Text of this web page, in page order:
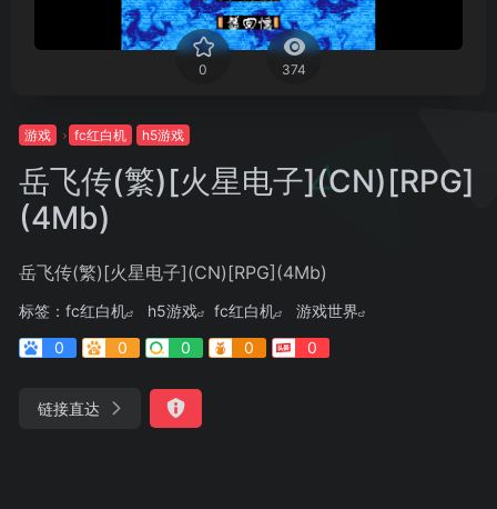
0 374
游戏 fc红白机 h5游戏
岳飞传(繁)[火星电子](CN)[RPG]
(4Mb)
岳飞传(繁)[火星电子](CN)[RPG](4Mb)
标签： fc红白机 h5游戏 fc红白机
游戏世界
0
0 0 0 0
链接直达